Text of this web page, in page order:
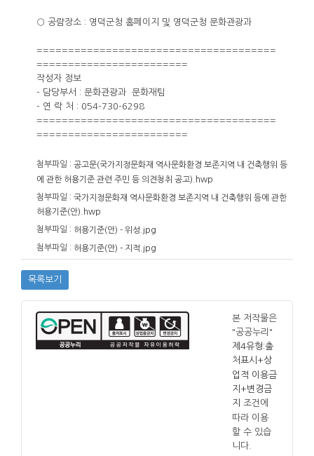
○ 공람장소 : 영덕군청 홈페이지 및 영덕군청 문화관광과
======================================
========================
작성자 정보
- 담당부서 : 문화관광과 문화재팀
- 연 락 처 : 054-730-6298
======================================
========================
첨부파일 : 공고문(국가지정문화재 역사문화환경 보존지역 내 건축행위 등
에 관한 허용기준 관련 주민 등 의견청취 공고).hwp
첨부파일 : 국가지정문화재 역사문화환경 보존지역 내 건축행위 등에 관한
허용기준(안).hwp
첨부파일 : 허용기준(안) - 위성.jpg
첨부파일 : 허용기준(안) - 지적.jpg
목록보기
본 저작물은
"공공누리"
제4유형:출
처표시+상
업적 이용금
지+변경금
지 조건에
따라 이용
할 수 있습
니다.